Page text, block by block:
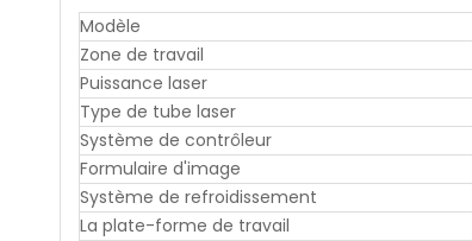
Modèle
Zone de travail
Puissance laser
Type de tube laser
Système de contrôleur
Formulaire d'image
Système de refroidissement
La plate-forme de travail